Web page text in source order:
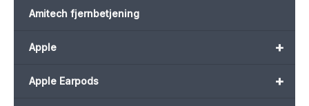
Amitech fjernbetjening
+
Apple
+
Apple Earpods